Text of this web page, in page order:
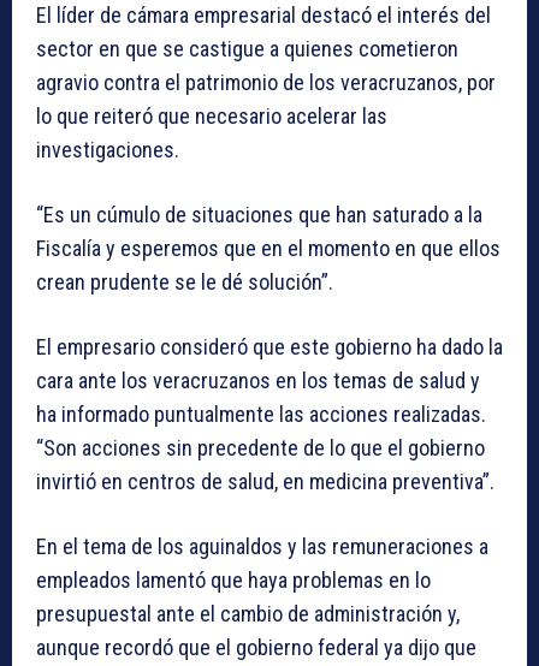
El líder de cámara empresarial destacó el interés del
sector en que se castigue a quienes cometieron
agravio contra el patrimonio de los veracruzanos, por
lo que reiteró que necesario acelerar las
investigaciones.
“Es un cúmulo de situaciones que han saturado a la
Fiscalía y esperemos que en el momento en que ellos
crean prudente se le dé solución”.
El empresario consideró que este gobierno ha dado la
cara ante los veracruzanos en los temas de salud y
ha informado puntualmente las acciones realizadas.
“Son acciones sin precedente de lo que el gobierno
invirtió en centros de salud, en medicina preventiva”.
En el tema de los aguinaldos y las remuneraciones a
empleados lamentó que haya problemas en lo
presupuestal ante el cambio de administración y,
aunque recordó que el gobierno federal ya dijo que